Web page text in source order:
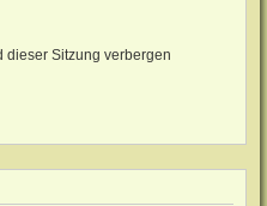
dieser Sitzung verbergen